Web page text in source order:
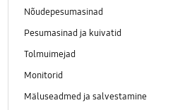
Nõudepesumasinad
Pesumasinad ja kuivatid
Tolmuimejad
Monitorid
Mäluseadmed ja salvestamine